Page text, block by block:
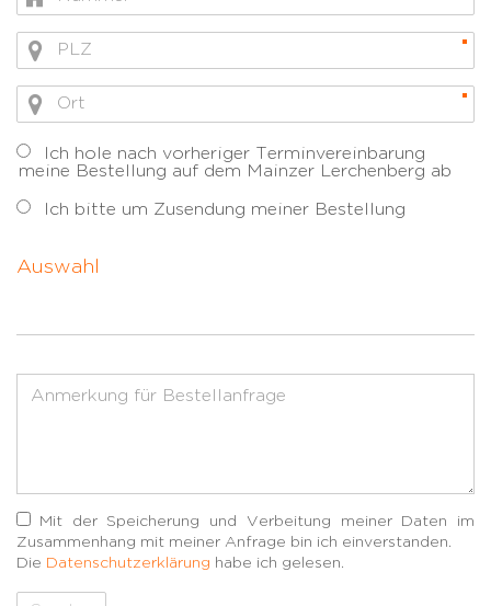
Ich hole nach vorheriger Terminvereinbarung
meine Bestellung auf dem Mainzer Lerchenberg ab
Ich bitte um Zusendung meiner Bestellung
Auswahl
Mit der Speicherung und Verbeitung meiner Daten im
Zusammenhang mit meiner Anfrage bin ich einverstanden.
Die Datenschutzerklärung habe ich gelesen.